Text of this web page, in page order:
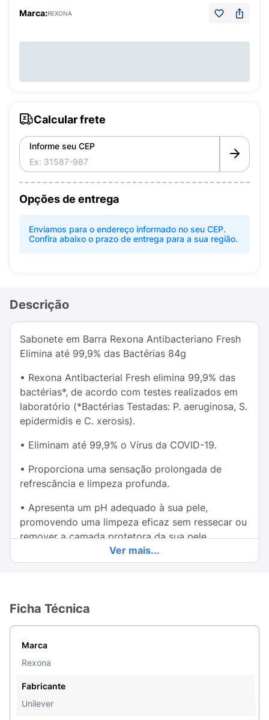
Marca:REXONA
Calcular frete
Informe seu CEP
Opções de entrega
Enviamos para o endereço informado no seu CEP.
Confira abaixo o prazo de entrega para a sua região.
Descrição
Sabonete em Barra Rexona Antibacteriano Fresh
Elimina até 99,9% das Bactérias 84g
• Rexona Antibacterial Fresh elimina 99,9% das
bactérias*, de acordo com testes realizados em
laboratório (*Bactérias Testadas: P. aeruginosa, S.
epidermidis e C. xerosis).
• Eliminam até 99,9% o Vírus da COVID-19.
• Proporciona uma sensação prolongada de
refrescância e limpeza profunda.
• Apresenta um pH adequado à sua pele,
promovendo uma limpeza eficaz sem ressecar ou
remover a camada protetora da sua pele.
• Possui uma fragrância que mistura notas frutais
• Os sabonetes Rexona são dermatologicamente
testados.
Os sabonetes em barra de Rexona antibacteriano
apresentam uma combinação exclusiva de
ingredientes que em conjunto, entregam
tecnologia os sabonetes Rexona antibacterianos
Ver mais...
Ficha Técnica
Marca
Rexona
Fabricante
Unilever